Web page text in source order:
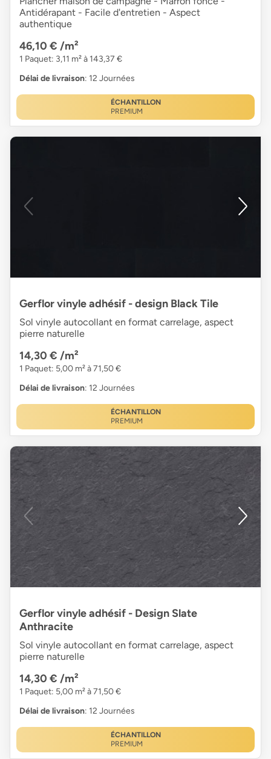
Antidérapant - Facile d'entretien - Aspect
authentique
46,10 € /m²
1 Paquet: 3,11 m² à 143,37 €
Délai de livraison: 12 Journées
ÉCHANTILLON
PREMIUM
Gerflor vinyle adhésif - design Black Tile
Sol vinyle autocollant en format carrelage, aspect
pierre naturelle
14,30 € /m²
1 Paquet: 5,00 m² à 71,50 €
Délai de livraison: 12 Journées
ÉCHANTILLON
PREMIUM
Gerflor vinyle adhésif - Design Slate
Anthracite
Sol vinyle autocollant en format carrelage, aspect
pierre naturelle
14,30 € /m²
1 Paquet: 5,00 m² à 71,50 €
Délai de livraison: 12 Journées
ÉCHANTILLON
PREMIUM